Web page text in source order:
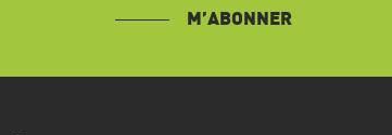
M’ABONNER